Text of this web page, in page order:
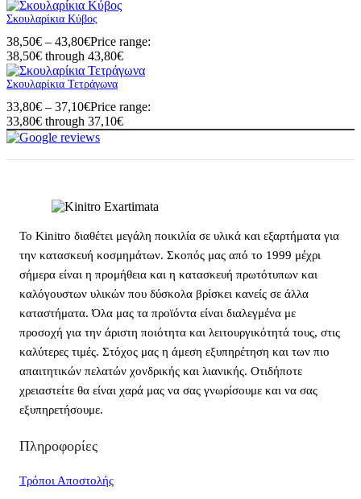
Σκουλαρίκια Κύβος
38,50€ – 43,80€Price range:
38,50€ through 43,80€
Σκουλαρίκια Τετράγωνα
33,80€ – 37,10€Price range:
33,80€ through 37,10€
Το Kinitro διαθέτει μεγάλη ποικιλία σε υλικά και εξαρτήματα για
την κατασκευή κοσμημάτων. Σκοπός μας από το 1999 μέχρι
σήμερα είναι η προμήθεια και η κατασκευή πρωτότυπων και
καλόγουστων υλικών που δύσκολα βρίσκει κανείς σε άλλα
καταστήματα. Όλα μας τα προϊόντα είναι διαλεγμένα με
προσοχή για την άριστη ποιότητα και λειτουργικότητά τους, στις
καλύτερες τιμές. Στόχος μας η άμεση εξυπηρέτηση και των πιο
απαιτητικών πελατών χονδρικής και λιανικής. Οτιδήποτε
χρειαστείτε θα είναι χαρά μας να σας γνωρίσουμε και να σας
εξυπηρετήσουμε.
Πληροφορίες
Τρόποι Αποστολής